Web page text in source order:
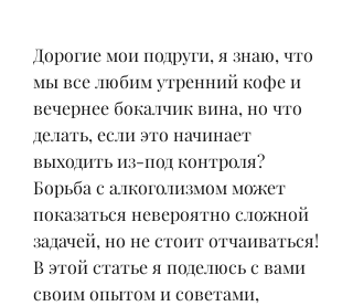
Дорогие мои подруги, я знаю, что
мы все любим утренний кофе и
вечернее бокалчик вина, но что
делать, если это начинает
выходить из-под контроля?
Борьба с алкоголизмом может
показаться невероятно сложной
задачей, но не стоит отчаиваться!
В этой статье я поделюсь с вами
своим опытом и советами,